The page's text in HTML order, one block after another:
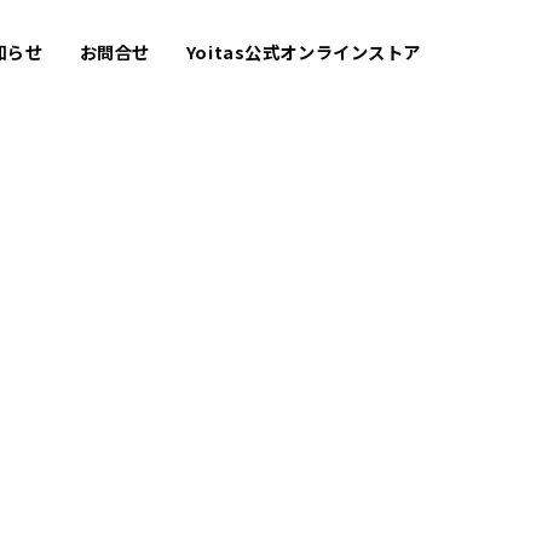
らせ お問合せ Yoitas公式オンラインストア